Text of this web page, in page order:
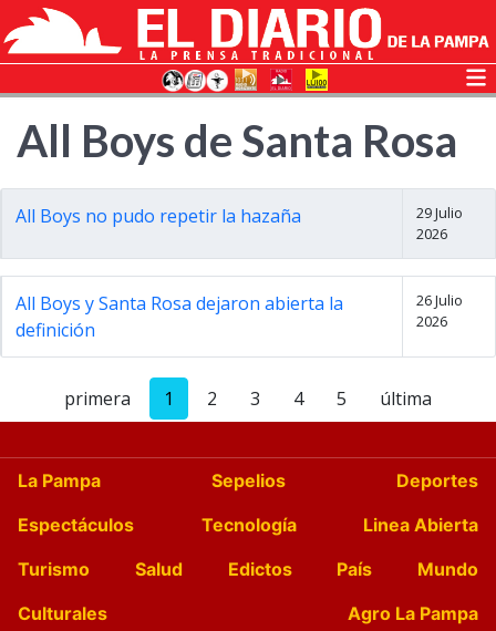
All Boys de Santa Rosa
All Boys no pudo repetir la hazaña
29 Julio
2026
All Boys y Santa Rosa dejaron abierta la
definición
26 Julio
2026
primera 1 2 3 4 5 última
La Pampa Sepelios
Deportes
Espectáculos
Tecnología
Linea Abierta
Turismo
Salud Edictos País
Mundo
Culturales
Agro La Pampa